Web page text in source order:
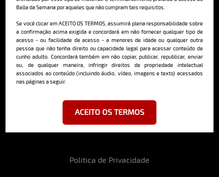
Bella da Semana por aqueles que não cumpram tais requisitos.
Se você clicar em ACEITO OS TERMOS, assumirá plena responsabilidade sobre
a confirmação acima exigida e concordará em não fornecer qualquer tipo de
acesso - ou facilidade de acesso - a menores de idade ou qualquer outra
pessoa que não tenha direito ou capacidade legal para acessar conteúdo de
cunho adulto. Concordará também em não copiar, publicar, republicar, enviar
ou, de qualquer maneira, infringir direitos de propriedade intelectual
associados ao conteúdo (incluindo áudio, vídeo, imagens e texto) acessados
nas páginas a seguir.
ACEITO OS TERMOS
Politica de Privacidade
Cadastre-se e receba a mais
deliciosa newsletter da internet
Ao se cadastrar, você concorda em receber emails da Bella da Semana